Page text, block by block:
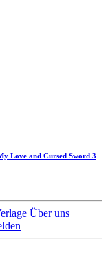
Love and Cursed Sword 3
Über uns